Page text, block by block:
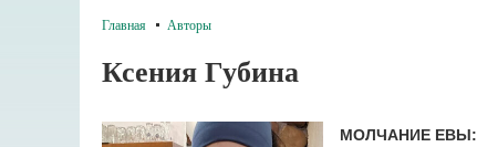
Главная Авторы
Ксения Губина
МОЛЧАНИЕ